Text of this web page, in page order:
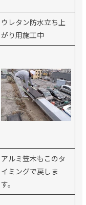
ウレタン防水立ち上
がり用施工中
アルミ笠木もこのタ
イミングで戻しま
す。